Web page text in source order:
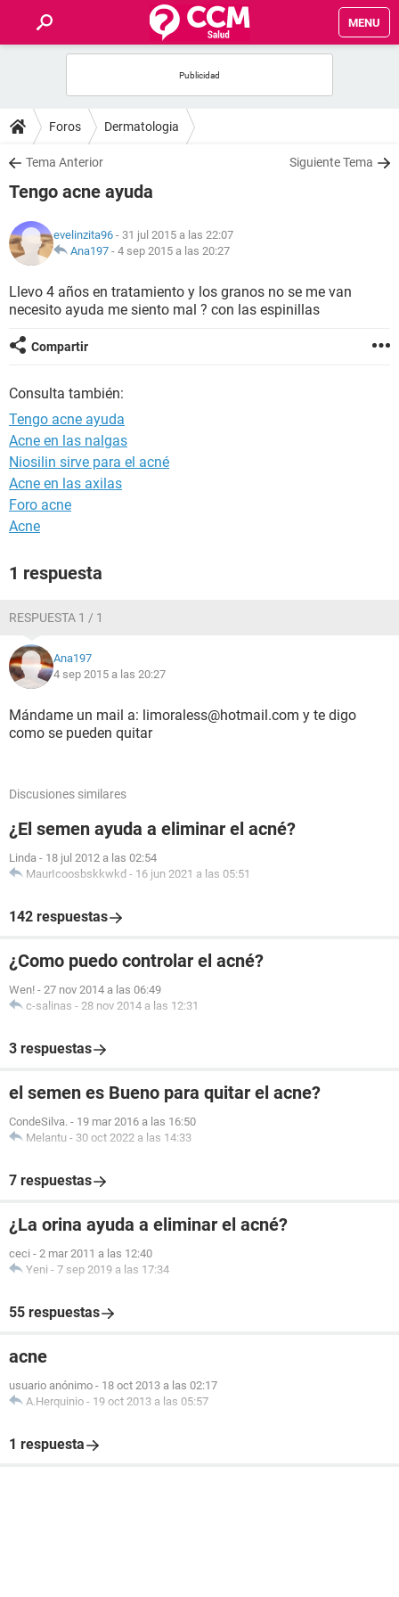
MENU
FOROS
SALUD
FAMILIA
NUTRICIÓN
BIENESTAR
SEXUALIDAD
GLOSARIO
Foros Dermatologia
Tema Anterior Siguiente Tema
Tengo acne ayuda
evelinzita96 - 31 jul 2015 a las 22:07
Ana197 - 4 sep 2015 a las 20:27
Llevo 4 años en tratamiento y los granos no se me van
necesito ayuda me siento mal ? con las espinillas
Compartir
Consulta también:
Tengo acne ayuda
Acne en las nalgas
Niosilin sirve para el acné
Acne en las axilas
Foro acne
Acne
1 respuesta
RESPUESTA 1 / 1
Ana197
4 sep 2015 a las 20:27
Mándame un mail a: limoraless@hotmail.com y te digo
como se pueden quitar
Discusiones similares
¿El semen ayuda a eliminar el acné?
Linda - 18 jul 2012 a las 02:54
MaurIcoosbskkwkd - 16 jun 2021 a las 05:51
142 respuestas
¿Como puedo controlar el acné?
Wen! - 27 nov 2014 a las 06:49
c-salinas - 28 nov 2014 a las 12:31
3 respuestas
el semen es Bueno para quitar el acne?
CondeSilva. - 19 mar 2016 a las 16:50
Melantu - 30 oct 2022 a las 14:33
7 respuestas
¿La orina ayuda a eliminar el acné?
ceci - 2 mar 2011 a las 12:40
Yeni - 7 sep 2019 a las 17:34
55 respuestas
acne
usuario anónimo - 18 oct 2013 a las 02:17
A.Herquinio - 19 oct 2013 a las 05:57
1 respuesta